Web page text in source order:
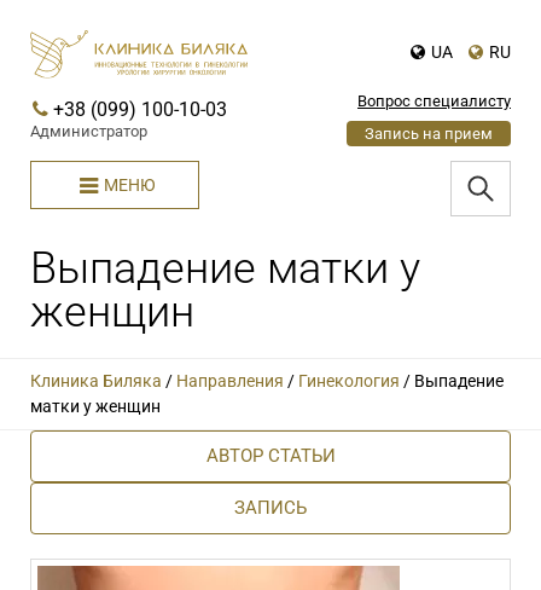
UA RU
+38 (099) 100-10-03
Администратор
Вопрос специалисту
Запись на прием
МЕНЮ
Выпадение матки у
женщин
Клиника Биляка / Направления / Гинекология / Выпадение
матки у женщин
АВТОР СТАТЬИ
ЗАПИСЬ